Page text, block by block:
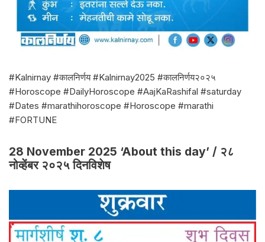
#Kalnirnay #कालनिर्णय #Kalnirnay2025 #कालनिर्णय२०२५
#Horoscope #DailyHoroscope #AajKaRashifal #saturday
#Dates #marathihoroscope #Horoscope #marathi
#FORTUNE
28 November 2025 ‘About this day’ / २८
नोव्हेंबर २०२५ दिनविशेष